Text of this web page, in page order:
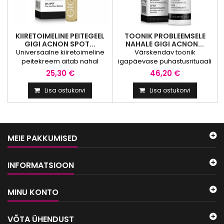
KIIRETOIMELINE PEITEGEEL
GIGI ACNON SPOT...
Universaalne kiiretoimeline
peitekreem aitab nahal
varjata ja reguleerida nii
juhuslikke kui ka kroonilisi
iluvigu. Normaliseerib
rasunäärmete talitlust,
leevendab nahaärritust,
haavandite paranemist ja on
mikroobidevastase toimega.
Pakendiga kaasas olev
kasutamise mugavaks.
Toimeained. Propandiool,...
25,30 €
Lisa ostukorvi
TOONIK PROBLEEMSELE
NAHALE GIGI ACNON...
Värskendav toonik
igapäevase puhastusrituaali
viimistlemiseks. Puhastab
nahka, tasakaalustab selle
pH-d ja muudab sarvkihi
siledamaks, valmistades
seda ette niiskuse paremaks
eemaldab elutud naharakud,
ummistumist. Toonik sisaldab
46,20 €
Lisa ostukorvi
MEIE PAKKUMISED
INFORMATSIOON
MINU KONTO
VÕTA ÜHENDUST